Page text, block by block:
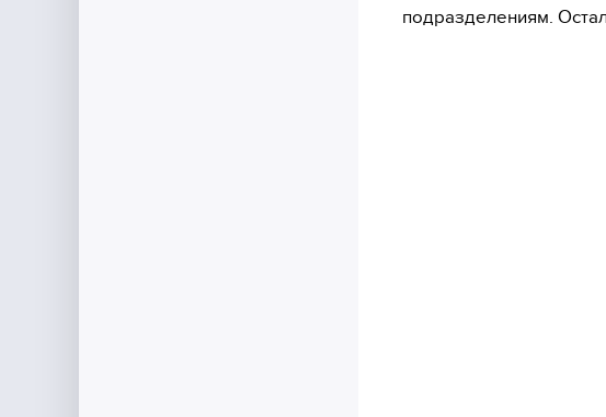
подразделениям.